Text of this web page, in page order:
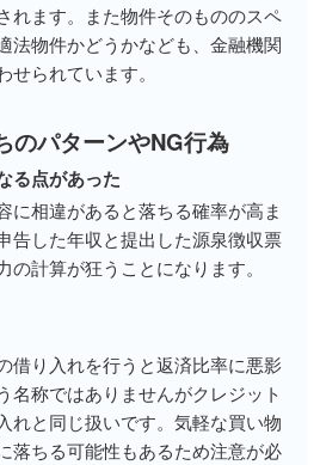
れます。また物件そのもののスペ
法物件かどうかなども、金融機関
られています。
のパターンやNG行為
る点があった
に相違があると落ちる確率が高ま
告した年収と提出した源泉徴収票
計算が狂うことになります。
借り入れを行うと返済比率に悪影
名称ではありませんがクレジット
れと同じ扱いです。気軽な買い物
落ちる可能性もあるため注意が必